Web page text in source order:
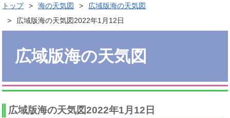
トップ 海の天気図
広域版海の天気図
広域版海の天気図2022年1月12日
広域版海の天気図
広域版海の天気図2022年1月12日